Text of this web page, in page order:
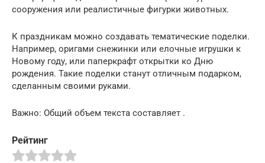
сооружения или реалистичные фигурки животных.
К праздникам можно создавать тематические поделки.
Например, оригами снежинки или елочные игрушки к
Новому году, или паперкрафт открытки ко Дню
рождения. Такие поделки станут отличным подарком,
сделанным своими руками.
Важно: Общий объем текста составляет .
Рейтинг